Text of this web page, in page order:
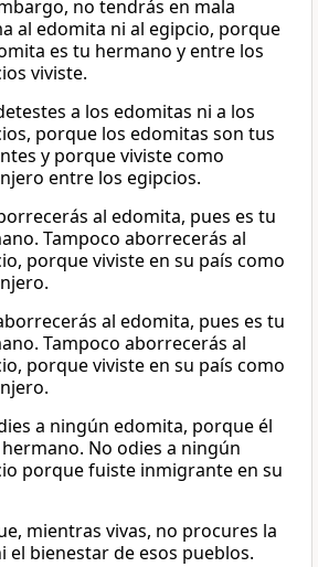
no tendrás en mala
al edomita ni al egipcio, porque
es tu hermano y entre los
viviste.
a los edomitas ni a los
porque los edomitas son tus
y porque viviste como
entre los egipcios.
al edomita, pues es tu
Tampoco aborrecerás al
porque viviste en su país como
al edomita, pues es tu
Tampoco aborrecerás al
porque viviste en su país como
a ningún edomita, porque él
No odies a ningún
porque fuiste inmigrante en su
mientras vivas, no procures la
el bienestar de esos pueblos.